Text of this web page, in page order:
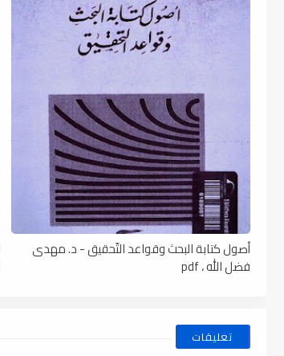
أصول كتابة البحث وقواعد التّحقيق - د. مهدى
فضل الله ، pdf
تعليقات